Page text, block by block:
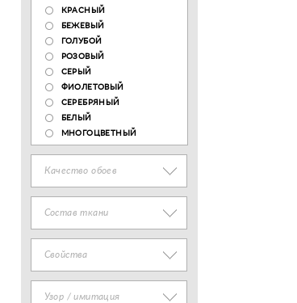
КРАСНЫЙ
БЕЖЕВЫЙ
ГОЛУБОЙ
РОЗОВЫЙ
СЕРЫЙ
ФИОЛЕТОВЫЙ
СЕРЕБРЯНЫЙ
БЕЛЫЙ
МНОГОЦВЕТНЫЙ
Качество обоев
Состав ткани
Свойства
Узор / имитация